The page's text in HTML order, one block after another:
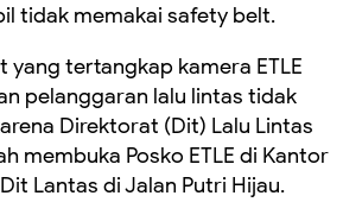
tidak memakai safety belt.
yang tertangkap kamera ETLE
pelanggaran lalu lintas tidak
Direktorat (Dit) Lalu Lintas
membuka Posko ETLE di Kantor
Lantas di Jalan Putri Hijau.